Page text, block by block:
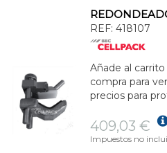
REF: 418107
Añade al
compra para
precios para
409,03 €
Impuestos no